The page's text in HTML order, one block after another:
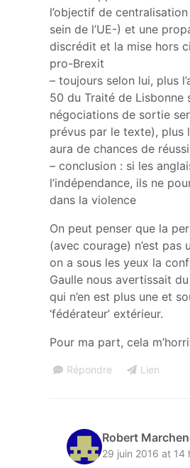
l’objectif de
sein de l’UE-) et une
discrédit et la mise hors
pro-Brexit
– toujours selon lui, plus
50 du Traité de Lisbonne
négociations de sortie
prévus par le texte), plus
aura de chances de
– conclusion : si les
l’indépendance, ils ne
dans la violence
On peut penser que la
(avec courage) n’est pas
on a sous les yeux la
Gaulle nous avertissait
qui n’en est plus une et
‘fédérateur’ extérieur.
Pour ma part, cela
Répondre Lien
Robert
29 juin 2016 at 14